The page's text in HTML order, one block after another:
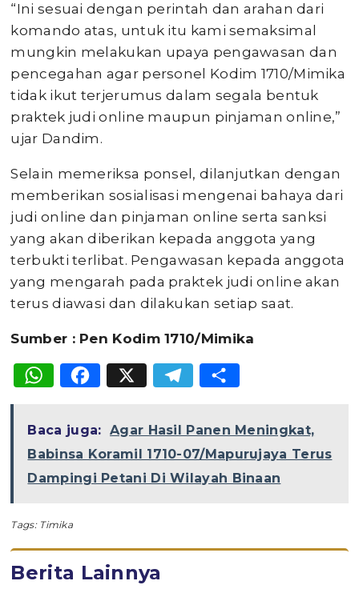
“Ini sesuai dengan perintah dan arahan dari
komando atas, untuk itu kami semaksimal
mungkin melakukan upaya pengawasan dan
pencegahan agar personel Kodim 1710/Mimika
tidak ikut terjerumus dalam segala bentuk
praktek judi online maupun pinjaman online,”
ujar Dandim.
Selain memeriksa ponsel, dilanjutkan dengan
memberikan sosialisasi mengenai bahaya dari
judi online dan pinjaman online serta sanksi
yang akan diberikan kepada anggota yang
terbukti terlibat. Pengawasan kepada anggota
yang mengarah pada praktek judi online akan
terus diawasi dan dilakukan setiap saat.
Sumber : Pen Kodim 1710/Mimika
WhatsApp
Facebook
X Telegram
Baca juga: Agar Hasil Panen Meningkat,
Babinsa Koramil 1710-07/Mapurujaya Terus
Dampingi Petani Di Wilayah Binaan
Tags: Timika
Berita Lainnya